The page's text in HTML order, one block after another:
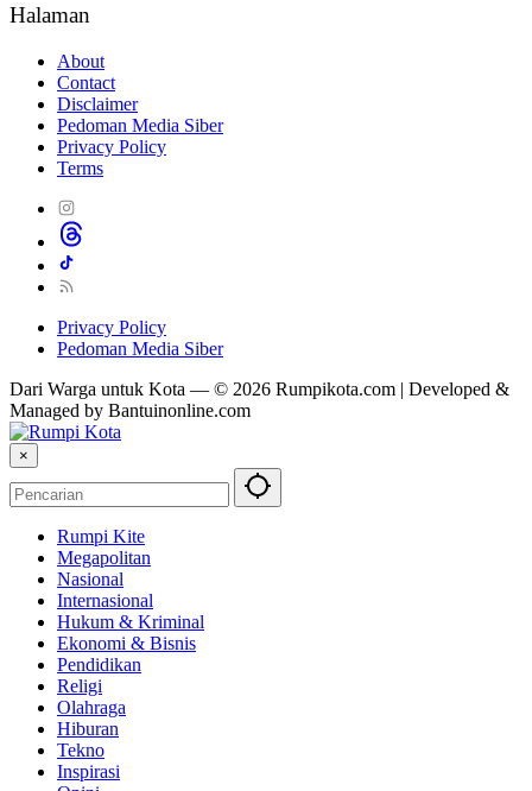
Halaman
About
Contact
Disclaimer
Pedoman Media Siber
Privacy Policy
Terms
Privacy Policy
Pedoman Media Siber
Dari Warga untuk Kota — © 2026 Rumpikota.com | Developed &
Managed by Bantuinonline.com
×
Rumpi Kite
Megapolitan
Nasional
Internasional
Hukum & Kriminal
Ekonomi & Bisnis
Pendidikan
Religi
Olahraga
Hiburan
Tekno
Inspirasi